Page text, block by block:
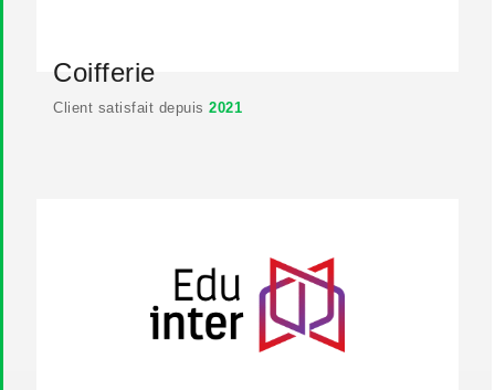
Coifferie
Client satisfait depuis 2021